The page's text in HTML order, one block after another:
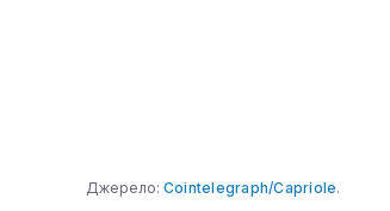
Джерело: Cointelegraph/Capriole.